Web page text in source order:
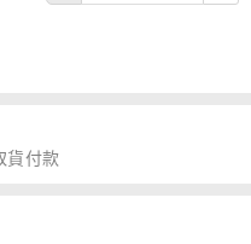
貨付款